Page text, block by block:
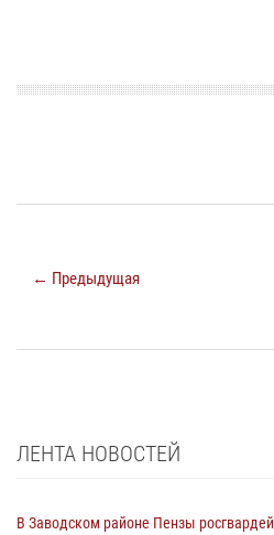
← Предыдущая
ЛЕНТА НОВОСТЕЙ
В Заводском районе Пензы